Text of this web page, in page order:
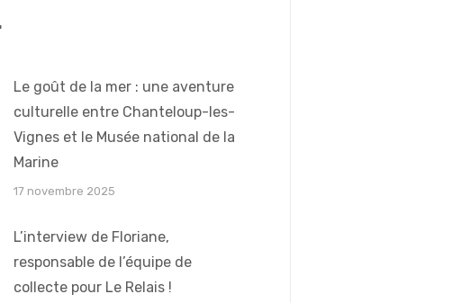
Le goût de la mer : une aventure
culturelle entre Chanteloup-les-
Vignes et le Musée national de la
Marine
17 novembre 2025
L’interview de Floriane,
responsable de l’équipe de
collecte pour Le Relais !